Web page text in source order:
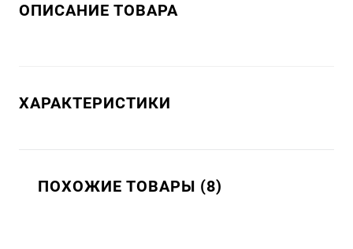
ОПИСАНИЕ ТОВАРА
ХАРАКТЕРИСТИКИ
ПОХОЖИЕ ТОВАРЫ (8)